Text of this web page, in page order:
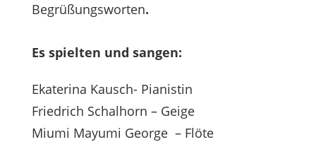
Begrüßungsworten.
Es spielten und sangen:
Ekaterina Kausch- Pianistin
Friedrich Schalhorn – Geige
Miumi Mayumi George – Flöte